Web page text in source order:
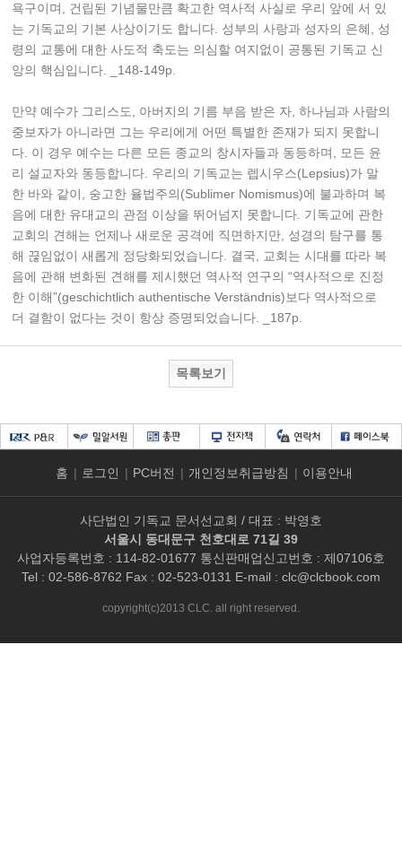
욕구이며, 건립된 기념물만큼 확고한 역사적 사실로 우리 앞에 서 있
는 기독교의 기본 사상이기도 합니다. 성부의 사랑과 성자의 은혜, 성
령의 교통에 대한 사도적 축도는 의심할 여지없이 공통된 기독교 신
앙의 핵심입니다. _148-149p.
만약 예수가 그리스도, 아버지의 기름 부음 받은 자, 하나님과 사람의
중보자가 아니라면 그는 우리에게 어떤 특별한 존재가 되지 못합니
다. 이 경우 예수는 다른 모든 종교의 창시자들과 동등하며, 모든 윤
리 설교자와 동등합니다. 우리의 기독교는 렙시우스(Lepsius)가 말
한 바와 같이, 숭고한 율법주의(Sublimer Nomismus)에 불과하며 복
음에 대한 유대교의 관점 이상을 뛰어넘지 못합니다. 기독교에 관한
교회의 견해는 언제나 새로운 공격에 직면하지만, 성경의 탐구를 통
해 끊임없이 새롭게 정당화되었습니다. 결국, 교회는 시대를 따라 복
음에 관해 변화된 견해를 제시했던 역사적 연구의 “역사적으로 진정
한 이해”(geschichtlich authentische Verständnis)보다 역사적으로
더 결함이 없다는 것이 항상 증명되었습니다. _187p.
목록보기
홈 | 로그인 | PC버전 | 개인정보취급방침 | 이용안내
사단법인 기독교 문서선교회 / 대표 : 박영호
서울시 동대문구 천호대로 71길 39
사업자등록번호 : 114-82-01677 통신판매업신고번호 : 제07106호
Tel : 02-586-8762 Fax : 02-523-0131 E-mail : clc@clcbook.com
copyright(c)2013 CLC. all right reserved.